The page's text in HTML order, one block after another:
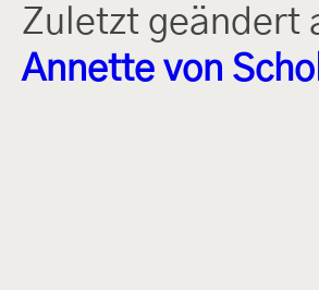
Zuletzt geändert
Annette von